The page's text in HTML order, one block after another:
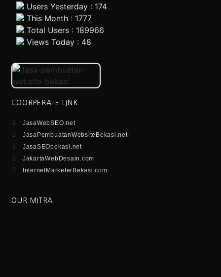
Users Yesterday : 174
This Month : 1777
Total Users : 189966
Views Today : 48
COORPERATE LINK
JasaWebSEO.net
JasaPembuatanWebsiteBekasi.net
JasaSEObekasi.net
JakartaWebDesain.com
InternetMarketerBekasi.com
OUR MITRA